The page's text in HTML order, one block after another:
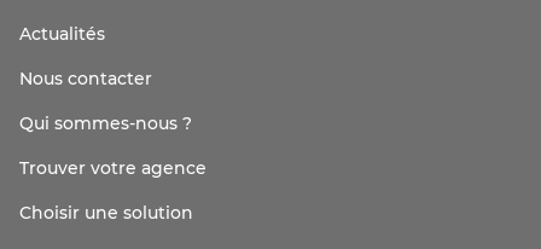
Actualités
Nous contacter
Qui sommes-nous ?
Trouver votre agence
Choisir une solution